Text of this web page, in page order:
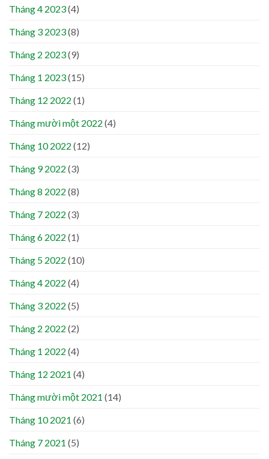
Tháng 4 2023(4)
Tháng 3 2023(8)
Tháng 2 2023(9)
Tháng 1 2023(15)
Tháng 12 2022 (1)
Tháng mười một 2022 (4)
Tháng 10 2022 (12)
Tháng 9 2022 (3)
Tháng 8 2022 (8)
Tháng 7 2022 (3)
Tháng 6 2022 (1)
Tháng 5 2022 (10)
Tháng 4 2022 (4)
Tháng 3 2022 (5)
Tháng 2 2022 (2)
Tháng 1 2022 (4)
Tháng 12 2021 (4)
Tháng mười một 2021 (14)
Tháng 10 2021 (6)
Tháng 7 2021 (5)